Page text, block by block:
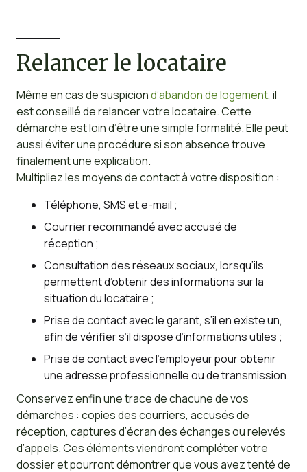
Relancer le locataire
Même en cas de suspiciond’abandon de logement, il
est conseillé de relancer votre locataire. Cette
démarche est loin d’être une simple formalité. Elle peut
aussi éviter une procédure si son absence trouve
finalement une explication.
Multipliez les moyens de contact à votre disposition :
Téléphone, SMS et e-mail ;
Courrier recommandé avec accusé de
réception ;
Consultation des réseaux sociaux, lorsqu’ils
permettent d’obtenir des informations sur la
situation du locataire ;
Prise de contact avec le garant, s’il en existe un,
afin de vérifier s’il dispose d’informations utiles ;
Prise de contact avec l’employeur pour obtenir
une adresse professionnelle ou de transmission.
Conservez enfin une trace de chacune de vos
démarches : copies des courriers, accusés de
réception, captures d’écran des échanges ou relevés
d’appels. Ces éléments viendront compléter votre
dossier et pourront démontrer que vous avez tenté de